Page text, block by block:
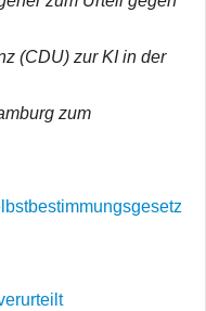
(CDU) zur KI in der
zum